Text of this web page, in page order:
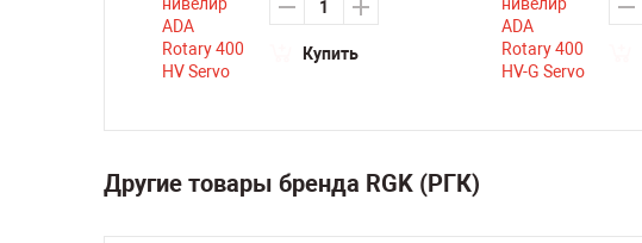
Купить
Другие товары бренда RGK (РГК)